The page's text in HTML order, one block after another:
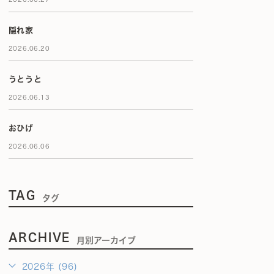
隠れ家
2026.06.20
うとうと
2026.06.13
おひげ
2026.06.06
TAG タグ
ARCHIVE 月別アーカイブ
2026年 (96)